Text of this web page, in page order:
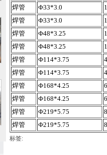
焊管
Ф33*3.0
焊管
Ф33*3.0
焊管
Ф48*3.25
焊管
Ф48*3.25
焊管
Ф114*3.75
焊管
Ф114*3.75
焊管
Ф168*4.25
焊管
Ф168*4.25
焊管
Ф219*5.75
焊管
Ф219*5.75
标签: